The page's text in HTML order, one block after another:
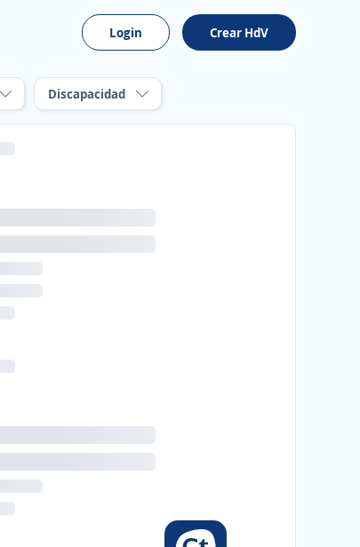
Login Crear HdV
Discapacidad